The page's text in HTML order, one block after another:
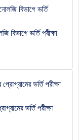
বিভাগে ভর্তি পরীক্ষা
ভর্তি পরীক্ষা